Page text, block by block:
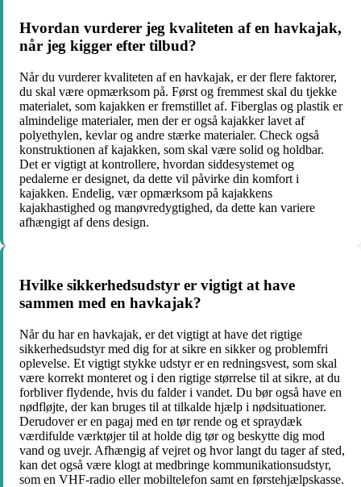
Hvordan vurderer jeg kvaliteten af en havkajak,
når jeg kigger efter tilbud?
Når du vurderer kvaliteten af en havkajak, er der flere faktorer,
du skal være opmærksom på. Først og fremmest skal du tjekke
materialet, som kajakken er fremstillet af. Fiberglas og plastik er
almindelige materialer, men der er også kajakker lavet af
polyethylen, kevlar og andre stærke materialer. Check også
konstruktionen af kajakken, som skal være solid og holdbar.
Det er vigtigt at kontrollere, hvordan siddesystemet og
pedalerne er designet, da dette vil påvirke din komfort i
kajakken. Endelig, vær opmærksom på kajakkens
kajakhastighed og manøvredygtighed, da dette kan variere
afhængigt af dens design.
Hvilke sikkerhedsudstyr er vigtigt at have
sammen med en havkajak?
Når du har en havkajak, er det vigtigt at have det rigtige
sikkerhedsudstyr med dig for at sikre en sikker og problemfri
oplevelse. Et vigtigt stykke udstyr er en redningsvest, som skal
være korrekt monteret og i den rigtige størrelse til at sikre, at du
forbliver flydende, hvis du falder i vandet. Du bør også have en
nødfløjte, der kan bruges til at tilkalde hjælp i nødsituationer.
Derudover er en pagaj med en tør rende og et spraydæk
værdifulde værktøjer til at holde dig tør og beskytte dig mod
vand og uvejr. Afhængig af vejret og hvor langt du tager af sted,
kan det også være klogt at medbringe kommunikationsudstyr,
som en VHF-radio eller mobiltelefon samt en førstehjælpskasse.